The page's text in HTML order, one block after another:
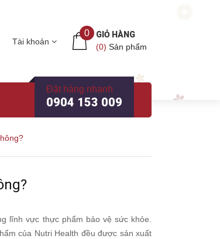
Tài khoản
0
GIỎ HÀNG
(0) Sản phẩm
Đặt hàng nhanh
0904 153 009
lĩnh vực thực phẩm bảo vệ sức khỏe.
của Nutri Health đều được sản xuất